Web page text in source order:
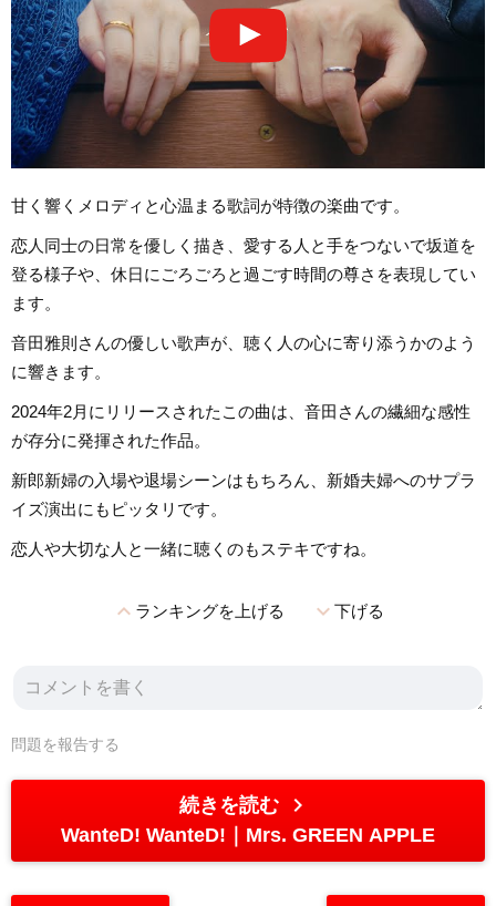
甘く響くメロディと心温まる歌詞が特徴の楽曲です。
恋人同士の日常を優しく描き、愛する人と手をつないで坂道を
登る様子や、休日にごろごろと過ごす時間の尊さを表現してい
ます。
音田雅則さんの優しい歌声が、聴く人の心に寄り添うかのよう
に響きます。
2024年2月にリリースされたこの曲は、音田さんの繊細な感性
が存分に発揮された作品。
新郎新婦の入場や退場シーンはもちろん、新婚夫婦へのサプラ
イズ演出にもピッタリです。
恋人や大切な人と一緒に聴くのもステキですね。
expand_lessランキングを上げる expand_more下げる
問題を報告する
続きを読む chevron_right
WanteD! WanteD! Mrs. GREEN APPLE